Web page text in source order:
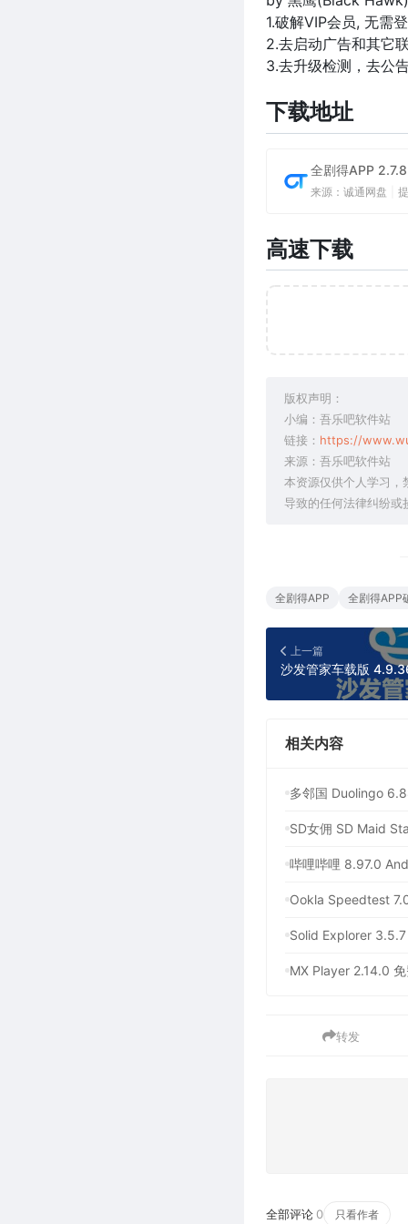
1.破解VIP会员, 无需
2.去启动广告和其它
3.去升级检测，去公
下载地址
全剧得APP
来源：诚通网盘
高速下载
版权声明：
小编：吾乐吧软件站
链接： https://
来源：吾乐吧软件站
本资源仅供个人学习，
导致的任何法律纠纷或
全剧得APP 全剧得APP
上一篇
相关内容
多邻国 Duolingo
SD女佣 SD Maid
哔哩哔哩 8.97.0
Ookla Speedtest
Solid Explorer
MX Player 2.14.0
转发
全部评论 0 只看作者